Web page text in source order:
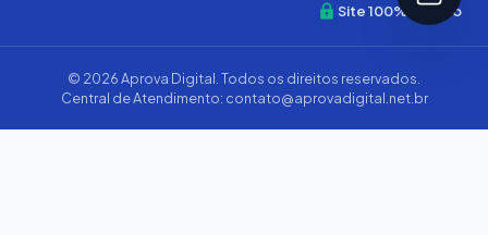
Site 100% Seguro
© 2026Aprova Digital . Todos os direitos reservados.
Central de Atendimento: contato@aprovadigital.net.br